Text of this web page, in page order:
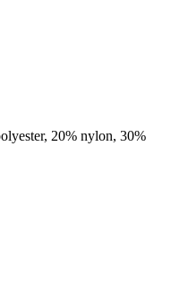
20% nylon, 30%